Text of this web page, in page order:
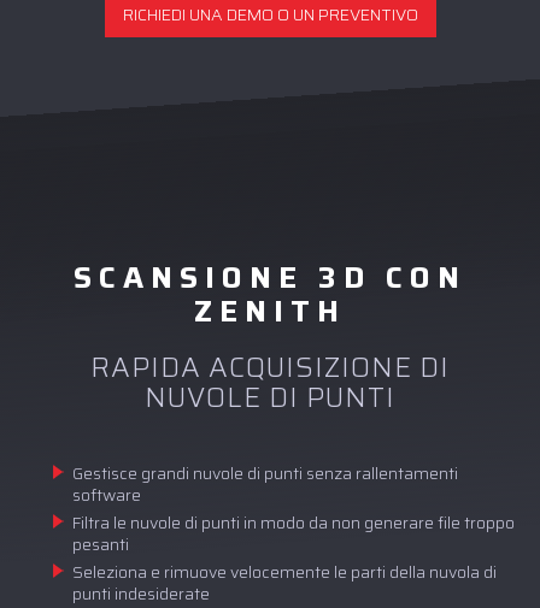
RICHIEDI UNA DEMO O UN PREVENTIVO
SCANSIONE 3D CON
ZENITH
RAPIDA ACQUISIZIONE DI
NUVOLE DI PUNTI
Gestisce grandi nuvole di punti senza rallentamenti
software
Filtra le nuvole di punti in modo da non generare file troppo
pesanti
Seleziona e rimuove velocemente le parti della nuvola di
punti indesiderate